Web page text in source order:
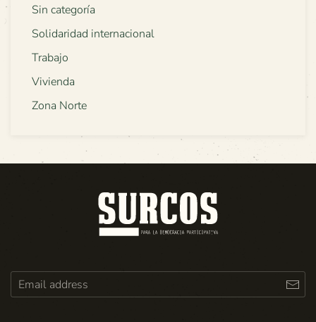
Sin categoría
Solidaridad internacional
Trabajo
Vivienda
Zona Norte